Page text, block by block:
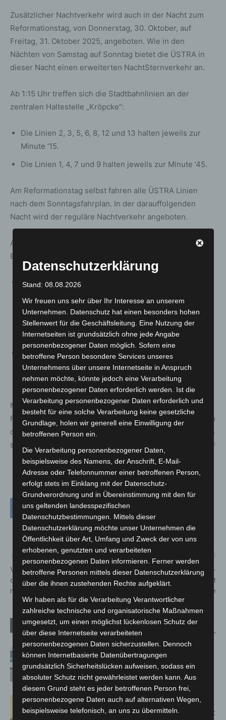
Zusätzlicher Nachtverkehr wird auch in der Nacht zum
Reformationstag, von Donnerstag, 30. Oktober, auf
Freitag, 31. Oktober 2025, angeboten. Wie in den
Nächten von Samstag auf Sonntag bietet die ÜSTRA in
dieser Nacht einen erweiterten NachtSternverkehr an.
Ab 1:15 Uhr treffen sich die Stadtbahnlinien an der
zentralen Haltestelle „Kröpcke“:
Die Linien 2, 3, 5, 6, 8, 12 und 13 halten jeweils zur
Minute ’15.
Die Linien 1, 4, 7 und 9 halten jeweils zur Minute ’45.
Am Reformationstag selbst fahren alle ÜSTRA Linien
nach dem Sonntagsfahrplan. In der darauffolgenden
Nacht wird der reguläre Nachtverkehr angeboten.
Auch der On-Demand-Service sprinti passt seine
Betriebszeiten an:
Am 30. Oktober fährt sprinti in Sehnde von 5:00 Uhr
(Burgwedel, Burgdorf, Uetze, Lehrte, Pattensen,
Springe, Wennigsen, Barsinghausen, Wunstorf,
Neustadt, Wedemark) von 5:30 Uhr bis 4:00 Uhr.
Am Reformationstag selbst ist sprinti in Sehnde von
5:00 Uhr bis 1:30 Uhr unterwegs, in allen anderen
Kommunen zwischen 8:00 Uhr und 1:00 Uhr.
Mit diesen Anpassungen stellt die ÜSTRA sicher, dass
Fahrgäste auch während der Zeitumstellung und rund um
den Reformationstag zuverlässig und bequem unterwegs
sind. Weitere Informationen unter:
https://www.uestra.de/
Vogelgrippe bei Wildgänsen in
der Region Hannover
nachgewiesen
Schüsse in Hannover-
Vahrenwald: Eine Person stirbt
– mehrere Verletzte
Verwandte Artikel Mehr vom Autor
Niedersachsen: Feuerwehrkräfte
kehren nach Waldbrandeinsatz aus
Spanien zurück
Hannover: Erste Tigermücken-
Population in Niedersachsen entdeckt
Datenschutzerklärung
Stand: 08.08.2026
Wir freuen uns sehr über Ihr Interesse an unserem
Unternehmen. Datenschutz hat einen besonders hohen
Stellenwert für die Geschäftsleitung. Eine Nutzung der
Internetseiten ist grundsätzlich ohne jede Angabe
personenbezogener Daten möglich. Sofern eine
betroffene Person besondere Services unseres
Unternehmens über unsere Internetseite in Anspruch
nehmen möchte, könnte jedoch eine Verarbeitung
personenbezogener Daten erforderlich werden. Ist die
Verarbeitung personenbezogener Daten erforderlich und
besteht für eine solche Verarbeitung keine gesetzliche
Grundlage, holen wir generell eine Einwilligung der
betroffenen Person ein.
Die Verarbeitung personenbezogener Daten,
beispielsweise des Namens, der Anschrift, E-Mail-
Adresse oder Telefonnummer einer betroffenen Person,
erfolgt stets im Einklang mit der Datenschutz-
Grundverordnung und in Übereinstimmung mit den für
uns geltenden landesspezifischen
Datenschutzbestimmungen. Mittels dieser
Datenschutzerklärung möchte unser Unternehmen die
Öffentlichkeit über Art, Umfang und Zweck der von uns
erhobenen, genutzten und verarbeiteten
personenbezogenen Daten informieren. Ferner werden
betroffene Personen mittels dieser Datenschutzerklärung
über die ihnen zustehenden Rechte aufgeklärt.
Wir haben als für die Verarbeitung Verantwortlicher
zahlreiche technische und organisatorische Maßnahmen
umgesetzt, um einen möglichst lückenlosen Schutz der
über diese Internetseite verarbeiteten
personenbezogenen Daten sicherzustellen. Dennoch
können Internetbasierte Datenübertragungen
grundsätzlich Sicherheitslücken aufweisen, sodass ein
absoluter Schutz nicht gewährleistet werden kann. Aus
diesem Grund steht es jeder betroffenen Person frei,
personenbezogene Daten auch auf alternativen Wegen,
beispielsweise telefonisch, an uns zu übermitteln.